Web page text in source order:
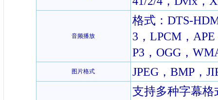
音频播放
格式：DTS-
3，LPCM，
P3，OGG，
图片格式 JPEG，BMP，
支持多种字幕格